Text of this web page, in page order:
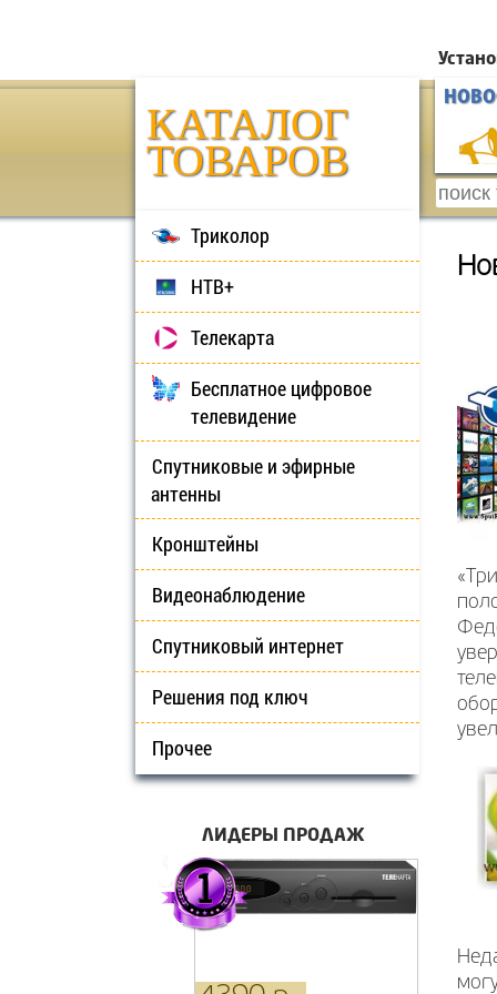
КАТАЛОГ
ТОВАРОВ
Триколор
НТВ+
Телекарта
Бесплатное цифровое
телевидение
Спутниковые и эфирные
антенны
Кронштейны
Видеонаблюдение
Спутниковый интернет
Решения под ключ
Прочее
ЛИДЕРЫ ПРОДАЖ